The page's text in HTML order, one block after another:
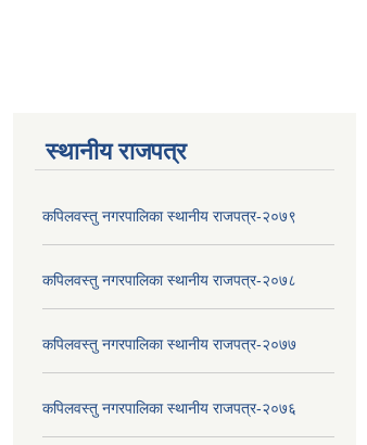
स्थानीय राजपत्र
कपिलवस्तु नगरपालिका स्थानीय राजपत्र-२०७९
कपिलवस्तु नगरपालिका स्थानीय राजपत्र-२०७८
कपिलवस्तु नगरपालिका स्थानीय राजपत्र-२०७७
कपिलवस्तु नगरपालिका स्थानीय राजपत्र-२०७६